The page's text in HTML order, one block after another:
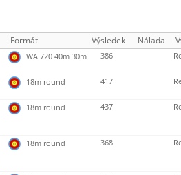
Formát Výsledek Nálada
WA 720 40m 30m 386
18m round 417
18m round 437
18m round 368